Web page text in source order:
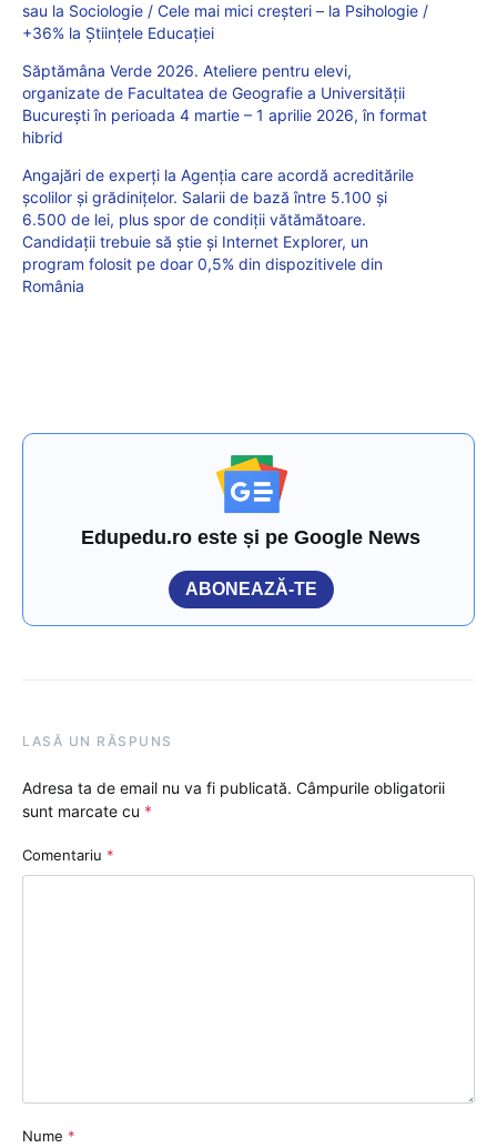
sau la Sociologie / Cele mai mici creșteri – la Psihologie /
+36% la Științele Educației
Săptămâna Verde 2026. Ateliere pentru elevi,
organizate de Facultatea de Geografie a Universității
București în perioada 4 martie – 1 aprilie 2026, în format
hibrid
Angajări de experți la Agenția care acordă acreditările
școlilor și grădinițelor. Salarii de bază între 5.100 și
6.500 de lei, plus spor de condiții vătămătoare.
Candidații trebuie să știe și Internet Explorer, un
program folosit pe doar 0,5% din dispozitivele din
România
Edupedu.ro este și pe Google News
ABONEAZĂ-TE
LASĂ UN RĂSPUNS
Adresa ta de email nu va fi publicată. Câmpurile obligatorii
sunt marcate cu *
Comentariu *
Nume *